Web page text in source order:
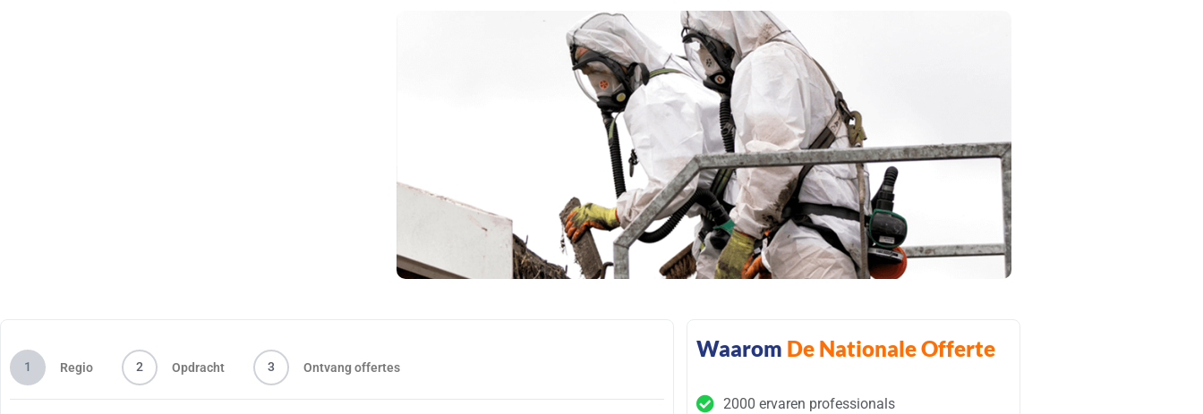
1 Regio 2 Opdracht 3 Ontvang offertes
Waarom De Nationale Offerte
2000 ervaren professionals